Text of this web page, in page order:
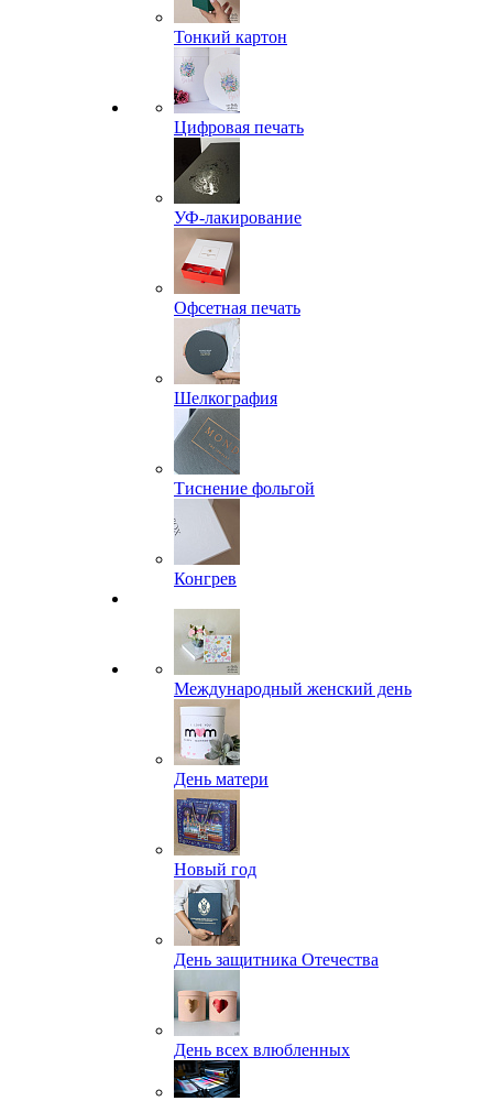
Тонкий картон
Цифровая печать
УФ-лакирование
Офсетная печать
Шелкография
Тиснение фольгой
Конгрев
Международный женский день
День матери
Новый год
День защитника Отечества
День всех влюбленных